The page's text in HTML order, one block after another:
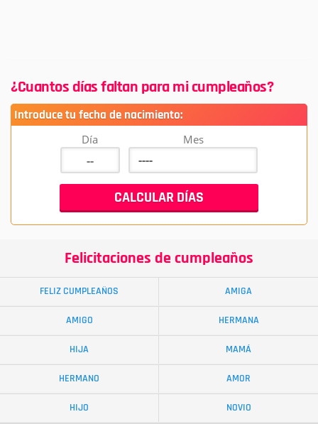
¿Cuantos días faltan para mi cumpleaños?
Introduce tu fecha de nacimiento:
Día Mes
Felicitaciones de cumpleaños
FELIZ CUMPLEAÑOS AMIGA
AMIGO HERMANA
HIJA MAMÁ
HERMANO AMOR
HIJO NOVIO